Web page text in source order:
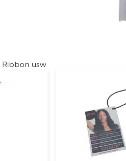
usw.